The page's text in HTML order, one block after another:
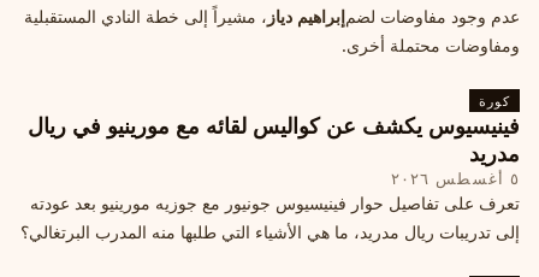
عدم وجود مفاوضات لضمإبراهيم دياز ، مشيراً إلى خطة النادي المستقبلية
ومفاوضات محتملة أخرى.
كورة
فينيسيوس يكشف عن كواليس لقائه مع مورينيو في ريال
مدريد
٥ أغسطس ٢٠٢٦
تعرف على تفاصيل حوار فينيسيوس جونيور مع جوزيه مورينيو بعد عودته
إلى تدريبات ريال مدريد، ما هي الأشياء التي طلبها منه المدرب البرتغالي؟